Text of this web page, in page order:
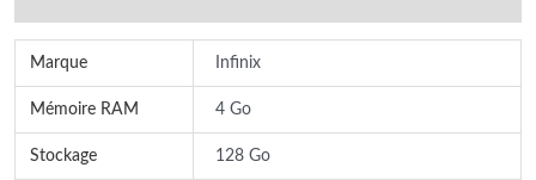
Marque Infinix
Mémoire RAM 4 Go
Stockage 128 Go